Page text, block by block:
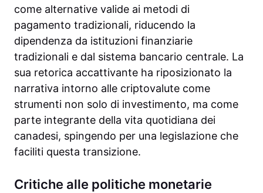
come alternative valide ai metodi di
pagamento tradizionali, riducendo la
dipendenza da istituzioni finanziarie
tradizionali e dal sistema bancario centrale. La
sua retorica accattivante ha riposizionato la
narrativa intorno alle criptovalute come
strumenti non solo di investimento, ma come
parte integrante della vita quotidiana dei
canadesi, spingendo per una legislazione che
faciliti questa transizione.
Critiche alle politiche monetarie